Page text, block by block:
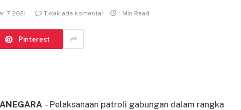
7, 2021 Tidak ada komentar 1 Min Read
Pinterest
– Pelaksanaan patroli gabungan dalam rangka